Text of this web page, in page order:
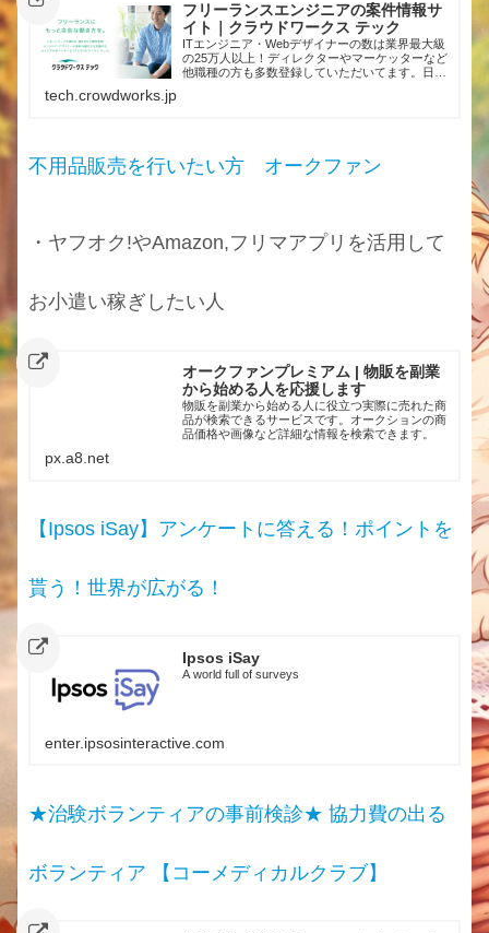
フリーランスエンジニアの案件情報サ
イト｜クラウドワークス テック
ITエンジニア・Webデザイナーの数は業界最大級
の25万人以上！ディレクターやマーケッターなど
他職種の方も多数登録していただいてます。日本
tech.crowdworks.jp
不用品販売を行いたい方 オークファン
・ヤフオク!やAmazon,フリマアプリを活用して
お小遣い稼ぎしたい人
オークファンプレミアム | 物販を副業
から始める人を応援します
物販を副業から始める人に役立つ実際に売れた商
品が検索できるサービスです。オークションの商
品価格や画像など詳細な情報を検索できます。
px.a8.net
【Ipsos iSay】アンケートに答える！ポイントを
貰う！世界が広がる！
Ipsos iSay
A world full of surveys
enter.ipsosinteractive.com
★治験ボランティアの事前検診★ 協力費の出る
ボランティア 【コーメディカルクラブ】